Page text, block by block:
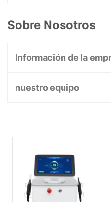
Sobre Nosotros
Información de la
nuestro equipo